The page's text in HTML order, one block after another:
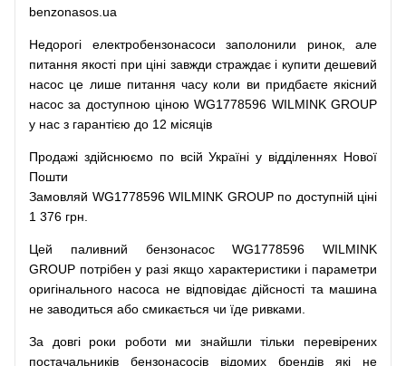
benzonasos.ua
Недорогі електробензонасоси заполонили ринок,
але
питання якості при ціні завжди страждає і купити дешевий
насос це лише питання часу коли ви придбаєте якісний
насос за доступною ціною WG1778596 WILMINK GROUP
у нас з гарантією до 12 місяців
Продажі здійснюємо по всій Україні у відділеннях Нової
Пошти
Замовляй WG1778596 WILMINK GROUP по доступній ціні
1 376 грн.
Цей паливний бензонасосWG1778596 WILMINK
GROUP потрібен у разі якщо характеристики і параметри
оригінального насоса не відповідає дійсності та машина
не заводиться або смикається чи їде ривками
За довгі роки роботи ми знайшли тільки
перевірених
постачальників
бензонасосів відомих брендів які
не